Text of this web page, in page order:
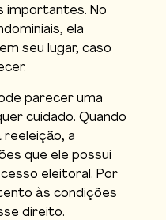
importantes. No
ela
seu lugar, caso
parecer uma
cuidado. Quando
reeleição, a
que ele possui
eleitoral. Por
às condições
direito.